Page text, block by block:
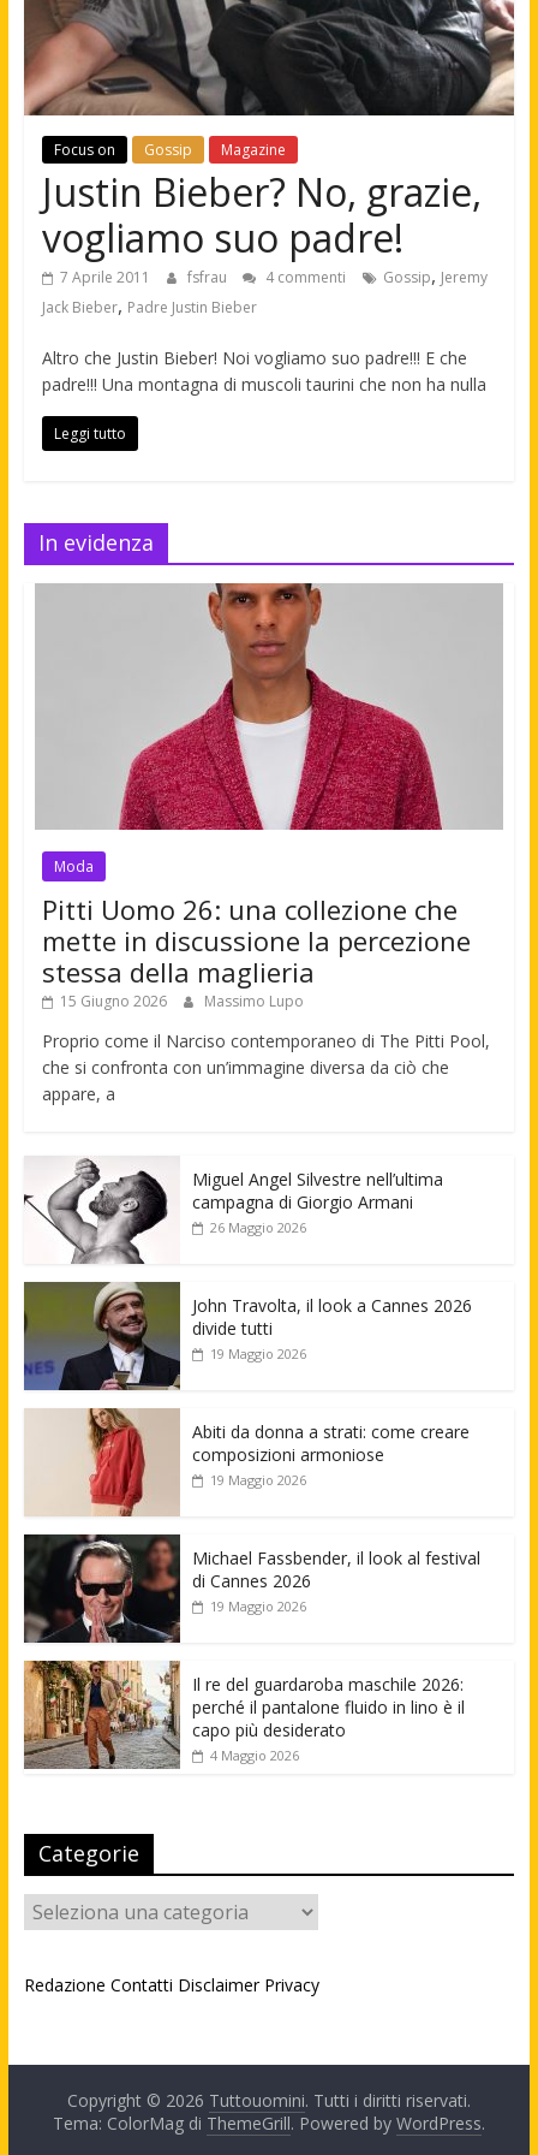
Focus on Gossip Magazine
Justin Bieber? No, grazie,
vogliamo suo padre!
7 Aprile 2011 fsfrau 4 commenti Gossip, Jeremy
Jack Bieber, Padre Justin Bieber
Altro che Justin Bieber! Noi vogliamo suo padre!!! E che
padre!!! Una montagna di muscoli taurini che non ha nulla
Leggi tutto
In evidenza
Moda
Pitti Uomo 26: una collezione che
mette in discussione la percezione
stessa della maglieria
15 Giugno 2026 Massimo Lupo
Proprio come il Narciso contemporaneo di The Pitti Pool,
che si confronta con un’immagine diversa da ciò che
appare, a
Miguel Angel Silvestre nell’ultima
campagna di Giorgio Armani
26 Maggio 2026
John Travolta, il look a Cannes 2026
divide tutti
19 Maggio 2026
Abiti da donna a strati: come creare
composizioni armoniose
19 Maggio 2026
Michael Fassbender, il look al festival
di Cannes 2026
19 Maggio 2026
Il re del guardaroba maschile 2026:
perché il pantalone fluido in lino è il
capo più desiderato
4 Maggio 2026
Categorie
Categorie
Redazione Contatti Disclaimer Privacy
Copyright © 2026 Tuttouomini. Tutti i diritti riservati.
Tema: ColorMag di ThemeGrill. Powered by WordPress.